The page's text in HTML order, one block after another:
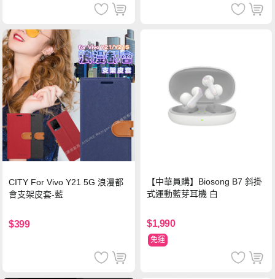
CITY For Vivo Y21 5G 浪漫都
會支架皮套-藍
$399
【中華員購】Biosong B7 斜掛
式運動藍芽耳機 白
$1,990
免運